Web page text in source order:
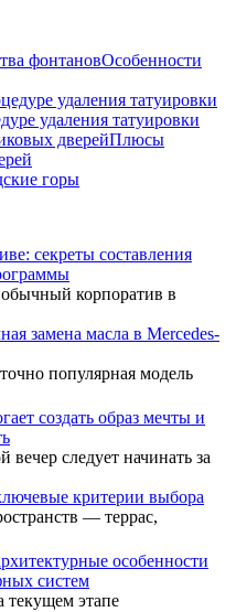
Особенности
удаления татуировки
Плюсы
горы
секреты составления
корпоратив в
замена масла в Mercedes-
популярная модель
создать образ мечты и
следует начинать за
критерии выбора
— террас,
особенности
систем
текущем этапе